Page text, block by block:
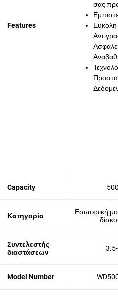
Features
σας
Ευκολη
Capacity
Κατηγορία
Εσωτερική
Συντελεστής
διαστάσεων
Model Number